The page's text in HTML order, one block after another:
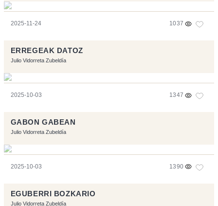
2025-11-24 1037
ERREGEAK DATOZ
Julio Vidorreta Zubeldía
2025-10-03 1347
GABON GABEAN
Julio Vidorreta Zubeldía
2025-10-03 1390
EGUBERRI BOZKARIO
Julio Vidorreta Zubeldía